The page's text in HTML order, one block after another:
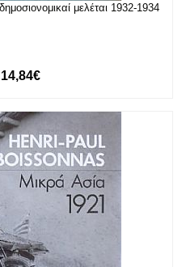
μελέται 1932-1934
14,84€